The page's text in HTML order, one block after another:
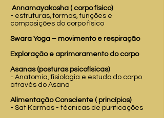
Annamayakosha ( corpo físico)
- estruturas, formas, funções e
composições do corpo físico
Swara Yoga – movimento e respiração
Exploração e aprimoramento do corpo
Asanas (posturas psicofísicas)
- Anatomia, fisiologia e estudo do corpo
através do Asana
Alimentação Consciente ( princípios)​​​
- Sat Karmas - técnicas de purificações